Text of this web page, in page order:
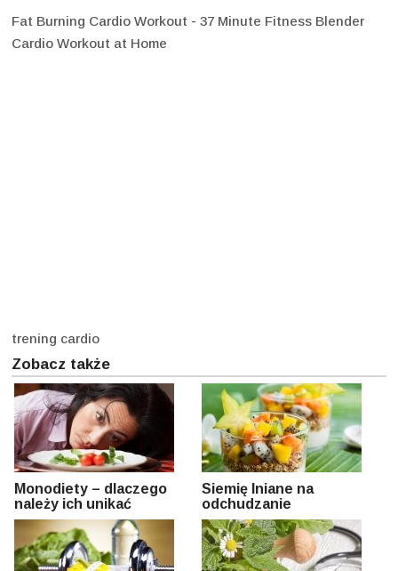
Fat Burning Cardio Workout - 37 Minute Fitness Blender
Cardio Workout at Home
trening cardio
Zobacz także
Monodiety – dlaczego
należy ich unikać
Siemię lniane na
odchudzanie